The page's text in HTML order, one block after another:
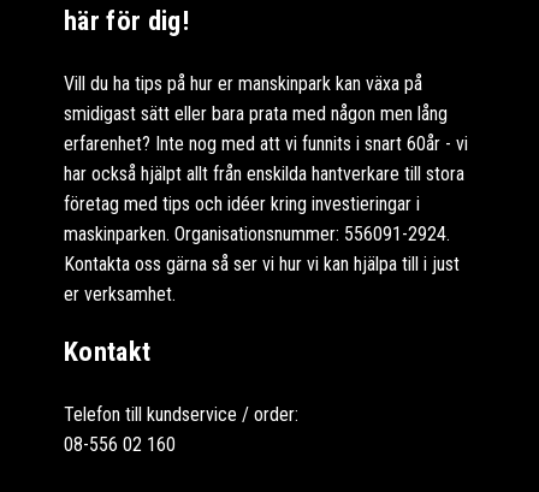
här för dig!
Vill du ha tips på hur er manskinpark kan växa på
smidigast sätt eller bara prata med någon men lång
erfarenhet? Inte nog med att vi funnits i snart 60år - vi
har också hjälpt allt från enskilda hantverkare till stora
företag med tips och idéer kring investieringar i
maskinparken. Organisationsnummer: 556091-2924.
Kontakta oss gärna så ser vi hur vi kan hjälpa till i just
er verksamhet.
Kontakt
Telefon till kundservice / order:
08-556 02 160